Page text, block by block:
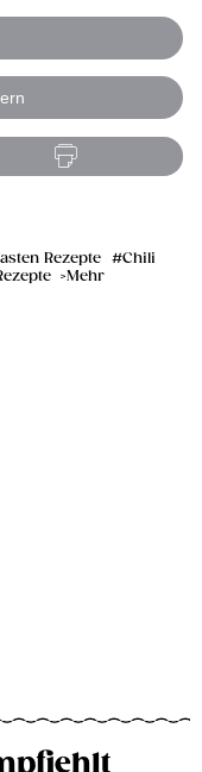
Rezepte
Chili
Mehr